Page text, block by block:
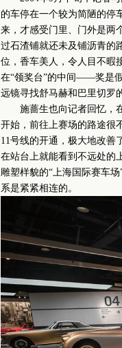
的车停在一个较为简陋的停
来，才感受门里、门外是
过石渣铺就还未及铺沥青的
位，香车美人，令人目不暇
在“领奖台”的中间——奖是
远镜寻找舒马赫和巴里切罗
施蔷生也向记者回忆，在
开始，前往上赛场的路途很
11号线的开通，极大地改善
在站台上就能看到不远处的
雕塑样貌的“上海国际赛车
系是紧紧相连的。